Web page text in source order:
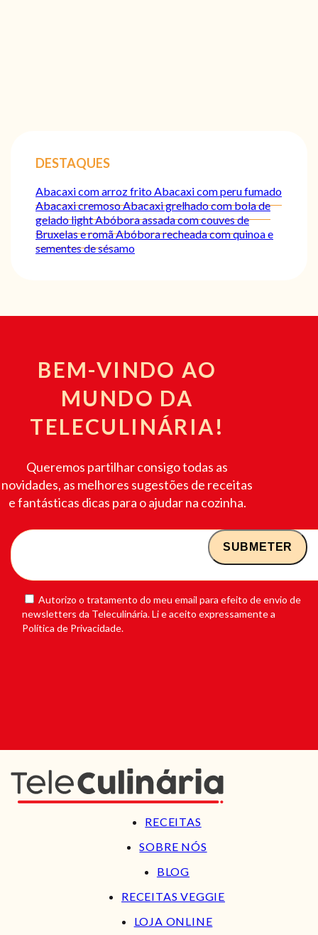
DESTAQUES
Abacaxi com arroz fritoAbacaxi com peru fumado
Abacaxi cremosoAbacaxi grelhado com bola de
gelado lightAbóbora assada com couves de
Bruxelas e romãAbóbora recheada com quinoa e
sementes de sésamo
BEM-VINDO AO
MUNDO DA
TELECULINÁRIA!
Queremos partilhar consigo todas as
novidades, as melhores sugestões de receitas
e fantásticas dicas para o ajudar na cozinha.
Autorizo o tratamento do meu email para efeito de envio de
newsletters da Teleculinária. Li e aceito expressamente a
Política de Privacidade.
RECEITAS
SOBRE NÓS
BLOG
RECEITAS VEGGIE
LOJA ONLINE